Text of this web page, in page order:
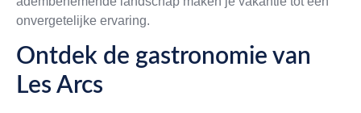
onvergetelijke ervaring.
Ontdek de gastronomie van
Les Arcs